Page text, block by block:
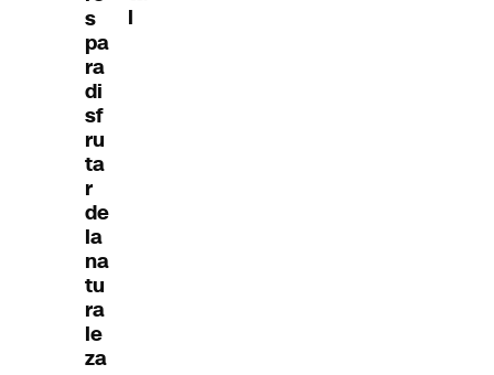
s
pa
ra
di
sf
ru
ta
r
de
la
na
tu
ra
le
za
l